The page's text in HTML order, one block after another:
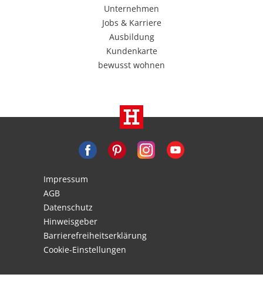
Unternehmen
Jobs & Karriere
Ausbildung
Kundenkarte
bewusst wohnen
Impressum
AGB
Datenschutz
Hinweisgeber
Barrierefreiheitserklärung
Cookie-Einstellungen